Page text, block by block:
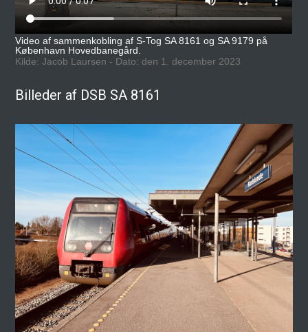
Video af sammenkobling af S-Tog SA 8161 og SA 9179 på
København Hovedbanegård.
Kilde: Jacob Laursen - Dato: den 1. december 2023
Billeder af DSB SA 8161